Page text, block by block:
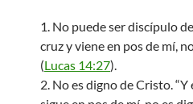
1. No puede ser discípulo
cruz y viene en pos de mí,
(Lucas 14:27).
2. No es digno de Cristo.